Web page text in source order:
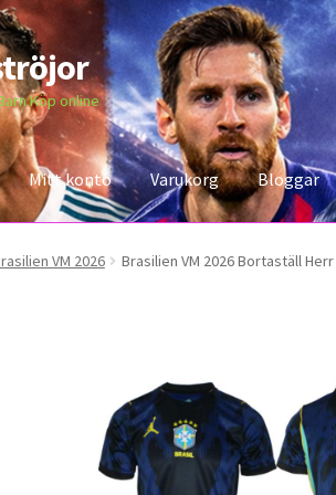
Köp online
Mitt konto Varukorg Bloggar
ossMitt konto Storleksguiden
VM 2026 Brasilien VM 2026 Bortaställ